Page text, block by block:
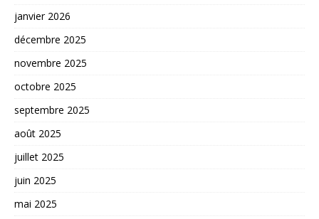
janvier 2026
décembre 2025
novembre 2025
octobre 2025
septembre 2025
août 2025
juillet 2025
juin 2025
mai 2025